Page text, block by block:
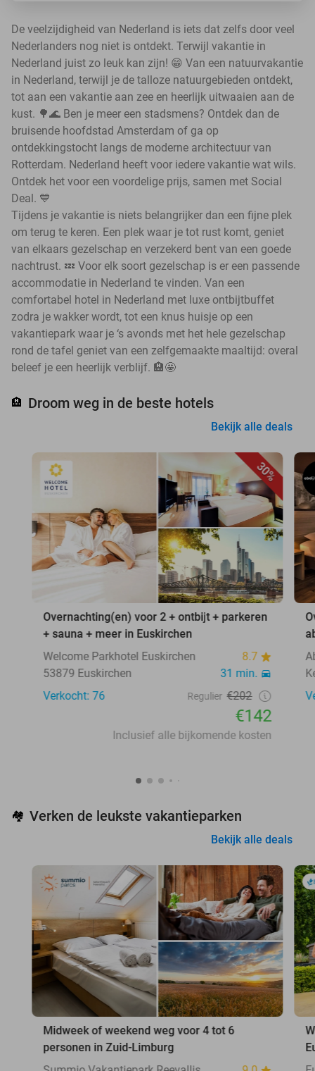
De veelzijdigheid van Nederland is iets dat zelfs door veel
Nederlanders nog niet is ontdekt. Terwijl vakantie in
Nederland juist zo leuk kan zijn! 😁 Van een natuurvakantie
in Nederland, terwijl je de talloze natuurgebieden ontdekt,
tot aan een vakantie aan zee en heerlijk uitwaaien aan de
kust. 🌳🌊 Ben je meer een stadsmens? Ontdek dan de
bruisende hoofdstad Amsterdam of ga op
ontdekkingstocht langs de moderne architectuur van
Rotterdam. Nederland heeft voor iedere vakantie wat wils.
Ontdek het voor een voordelige prijs, samen met Social
Deal. 💙
Tijdens je vakantie is niets belangrijker dan een fijne plek
om terug te keren. Een plek waar je tot rust komt, geniet
van elkaars gezelschap en verzekerd bent van een goede
nachtrust. 💤 Voor elk soort gezelschap is er een passende
accommodatie in Nederland te vinden. Van een
comfortabel hotel in Nederland met luxe ontbijtbuffet
zodra je wakker wordt, tot een knus huisje op een
vakantiepark waar je ‘s avonds met het hele gezelschap
rond de tafel geniet van een zelfgemaakte maaltijd: overal
beleef je een heerlijk verblijf. 🏨🤩
🏨 Droom weg in de beste hotels
Bekijk alle deals
30%
Overnachting(en) voor 2 + ontbijt + parkeren
+ sauna + meer in Euskirchen
Welcome Parkhotel Euskirchen
8.7
53879 Euskirchen
31 min.
Verkocht: 76
Regulier €202
€142
Inclusief alle bijkomende kosten
🏘️ Verken de leukste vakantieparken
Bekijk alle deals
Midweek of weekend weg voor 4 tot 6
personen in Zuid-Limburg